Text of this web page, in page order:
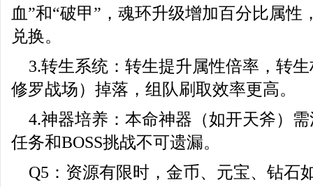
血”和“破甲”，魂环升级增加百分比属性
兑换。
3.转生系统：转生提升属性倍率，转
修罗战场）掉落，组队刷取效率更高。
4.神器培养：本命神器（如开天斧）
任务和BOSS挑战不可遗漏。
Q5：资源有限时，金币、元宝、钻石